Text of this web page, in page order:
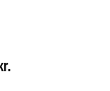
kr.Den